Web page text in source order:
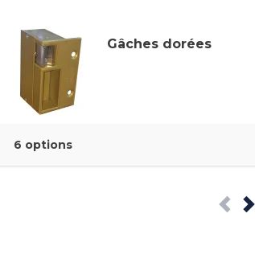
Gâches dorées
6 options